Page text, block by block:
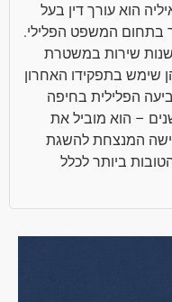
הוא עורך דין בעל
בתחום המשפט הפלילי.
לאחר 33 שנות שירות במשטרת
שימש בתפקידו האחרון
הפלילית בחיפה
7 שנים – הוא מוביל את
המנצחת להשגת
ביותר לכלל